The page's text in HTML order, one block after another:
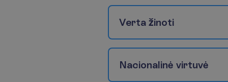
Verta žinoti
Nacionalinė virtuvė